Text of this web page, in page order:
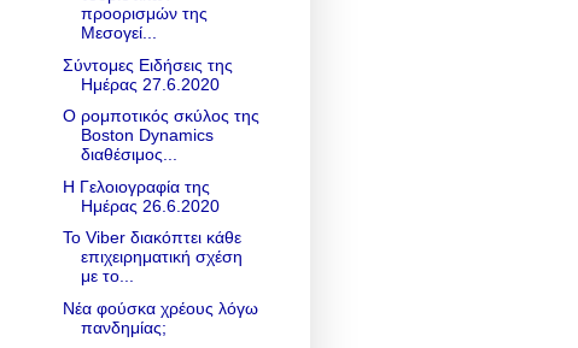
προορισμών της
Μεσογεί...
Σύντομες Ειδήσεις της
Ημέρας 27.6.2020
Ο ρομποτικός σκύλος της
Boston Dynamics
διαθέσιμος...
Η Γελοιογραφία της
Ημέρας 26.6.2020
To Viber διακόπτει κάθε
επιχειρηματική σχέση
με το...
Νέα φούσκα χρέους λόγω
πανδημίας;